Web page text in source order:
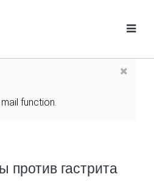
function.
против гастрита